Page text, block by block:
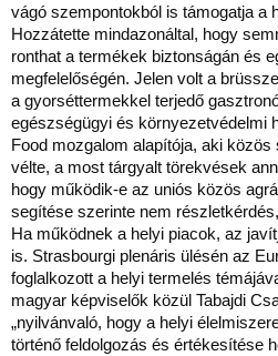
vágó szempontokból is támogatja a
Hozzátette mindazonáltal, hogy
ronthat a termékek biztonságán és
megfelelőségén. Jelen volt a
a gyorséttermekkel terjedő
egészségügyi és környezetvédelmi
Food mozgalom alapítója, aki
vélte, a most tárgyalt törekvések
hogy működik-e az uniós közös
segítése szerinte nem
Ha működnek a helyi piacok, az
is. Strasbourgi plenáris ülésén az
foglalkozott a helyi termelés
magyar képviselők közül Tabajdi
„nyilvánvaló, hogy a helyi
történő feldolgozás és értékesítése